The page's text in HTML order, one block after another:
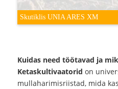
Skutiklis UNIA ARES XM
Kuidas need töötavad ja
Ketaskultivaatorid on
mullaharimisriistad, mida